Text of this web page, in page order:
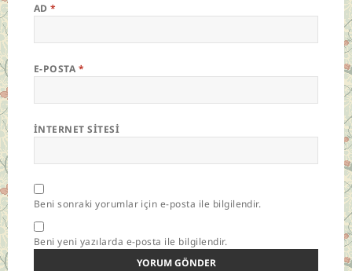
AD*
E-POSTA *
İNTERNET SITESI
Beni sonraki yorumlar için e-posta ile bilgilendir.
Beni yeni yazılarda e-posta ile bilgilendir.